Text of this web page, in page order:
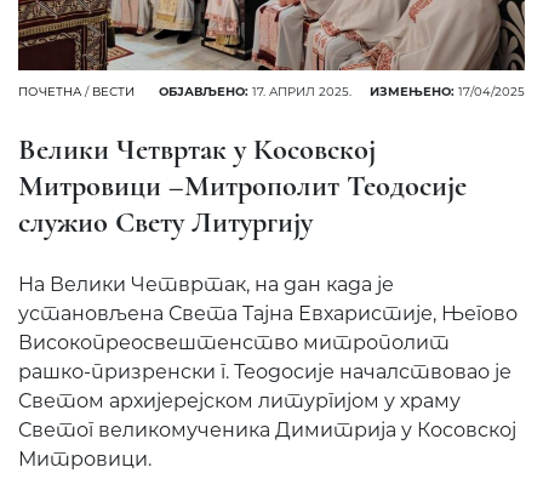
ПОЧЕТНА / ВЕСТИ ОБЈАВЉЕНО: 17. АПРИЛ 2025. ИЗМЕЊЕНО: 17/04/2025
Велики Четвртак у Косовској
Митровици –Митрополит Теодосије
служио Свету Литургију
На Велики Четвртак, на дан када је
установљена Света Тајна Евхаристије, Његово
Високопреосвештенство митрополит
рашко-призренски г. Теодосије началствовао је
Светом архијерејском литургијом у храму
Светог великомученика Димитрија у Косовској
Митровици.